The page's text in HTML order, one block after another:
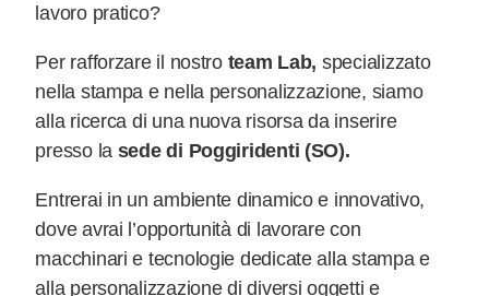
lavoro pratico?
Per rafforzare il nostro team Lab, specializzato
nella stampa e nella personalizzazione, siamo
alla ricerca di una nuova risorsa da inserire
presso la sede di Poggiridenti (SO).
Entrerai in un ambiente dinamico e innovativo,
dove avrai l’opportunità di lavorare con
macchinari e tecnologie dedicate alla stampa e
alla personalizzazione di diversi oggetti e